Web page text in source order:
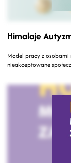
Himalaje
Model pracy z
nieakceptowane